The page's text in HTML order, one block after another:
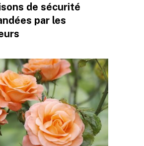
de sécurité
par les